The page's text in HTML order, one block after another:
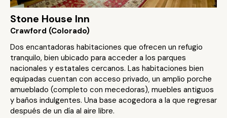
Stone House Inn
Crawford (Colorado)
Dos encantadoras habitaciones que ofrecen un refugio
tranquilo, bien ubicado para acceder a los parques
nacionales y estatales cercanos. Las habitaciones bien
equipadas cuentan con acceso privado, un amplio porche
amueblado (completo con mecedoras), muebles antiguos
y baños indulgentes. Una base acogedora a la que regresar
después de un día al aire libre.